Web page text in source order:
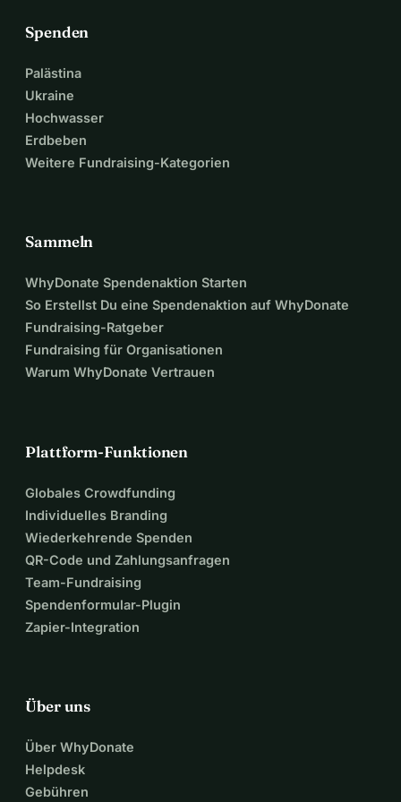
Spenden
Palästina
Ukraine
Hochwasser
Erdbeben
Weitere Fundraising-Kategorien
Sammeln
WhyDonate Spendenaktion Starten
So Erstellst Du eine Spendenaktion auf WhyDonate
Fundraising-Ratgeber
Fundraising für Organisationen
Warum WhyDonate Vertrauen
Plattform-Funktionen
Globales Crowdfunding
Individuelles Branding
Wiederkehrende Spenden
QR-Code und Zahlungsanfragen
Team-Fundraising
Spendenformular-Plugin
Zapier-Integration
Über uns
Über WhyDonate
Helpdesk
Gebühren